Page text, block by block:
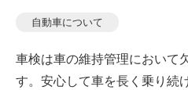
自動車について
車検は車の維持管理において
す。安心して車を長く乗り続